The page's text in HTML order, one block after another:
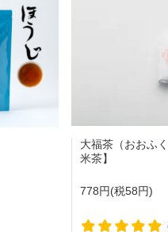
大福茶（おおふ
米茶】
778円(税58円)